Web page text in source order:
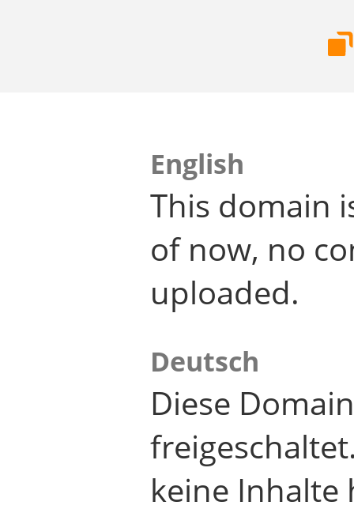
English
This domain
of now, no
uploaded.
Deutsch
Diese
keine Inhalte